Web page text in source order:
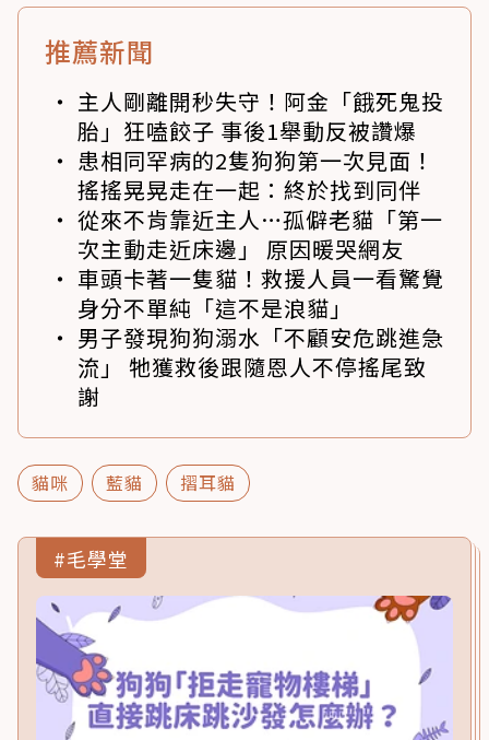
推薦新聞
主人剛離開秒失守！阿金「餓死鬼投
胎」狂嗑餃子 事後1舉動反被讚爆
患相同罕病的2隻狗狗第一次見面！
搖搖晃晃走在一起：終於找到同伴
從來不肯靠近主人…孤僻老貓「第一
次主動走近床邊」 原因暖哭網友
車頭卡著一隻貓！救援人員一看驚覺
身分不單純「這不是浪貓」
男子發現狗狗溺水「不顧安危跳進急
流」 牠獲救後跟隨恩人不停搖尾致
謝
貓咪 藍貓 摺耳貓
#毛學堂